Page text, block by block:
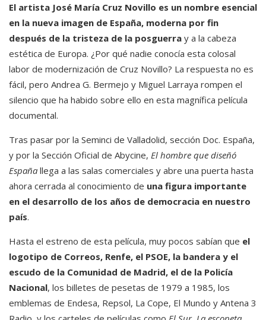
El artista José María Cruz Novillo es un nombre esencial
en la nueva imagen de España, moderna por fin
después de la tristeza de la posguerra y a la cabeza
estética de Europa. ¿Por qué nadie conocía esta colosal
labor de modernización de Cruz Novillo? La respuesta no es
fácil, pero Andrea G. Bermejo y Miguel Larraya rompen el
silencio que ha habido sobre ello en esta magnífica película
documental.
Tras pasar por la Seminci de Valladolid, sección Doc. España,
y por la Sección Oficial de Abycine, El hombre que diseñó
España llega a las salas comerciales y abre una puerta hasta
ahora cerrada al conocimiento de una figura importante
en el desarrollo de los años de democracia en nuestro
país.
Hasta el estreno de esta película, muy pocos sabían que el
logotipo de Correos, Renfe, el PSOE, la bandera y el
escudo de la Comunidad de Madrid, el de la Policía
Nacional, los billetes de pesetas de 1979 a 1985, los
emblemas de Endesa, Repsol, La Cope, El Mundo y Antena 3